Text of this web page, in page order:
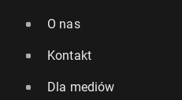
O nas
Kontakt
Dla mediów